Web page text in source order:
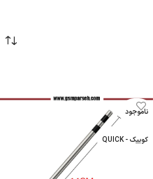
ناموجود
کوییک - QUICK